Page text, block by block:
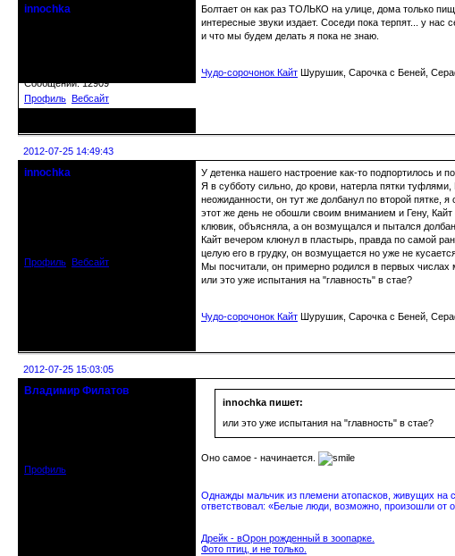
innochka
Сообщений: 12909
Профиль Вебсайт
Болтает он как раз ТОЛЬКО на улице, дома только
интересные звуки издает. Соседи пока терпят... у нас
и что мы будем делать я пока не знаю.
Чудо-сорочонок Кайт Шурушик, Сарочка с Беней,
2012-07-25 14:49:43
innochka
Профиль Вебсайт
У детенка нашего настроение как-то подпортилось и
Я в субботу сильно, до крови, натерла пятки
неожиданности, он тут же долбанул по второй пятке,
этот же день не обошли своим вниманием и Гену,
клювик, объясняла, а он возмущался и пытался
Кайт вечером клюнул в пластырь, правда по самой
целую его в грудку, он возмущается но уже не
Мы посчитали, он примерно родился в первых
или это уже испытания на "главность" в стае?
Чудо-сорочонок Кайт Шурушик, Сарочка с Беней,
2012-07-25 15:03:05
Владимир Филатов
Профиль
innochka пишет:
или это уже испытания на "главность" в стае?
Оно самое - начинается.
Однажды мальчик из племени атопасков, живущих на
ответствовал: «Белые люди, возможно, произошли от
Дрейк - вОрон рожденный в зоопарке.
Фото птиц, и не только.